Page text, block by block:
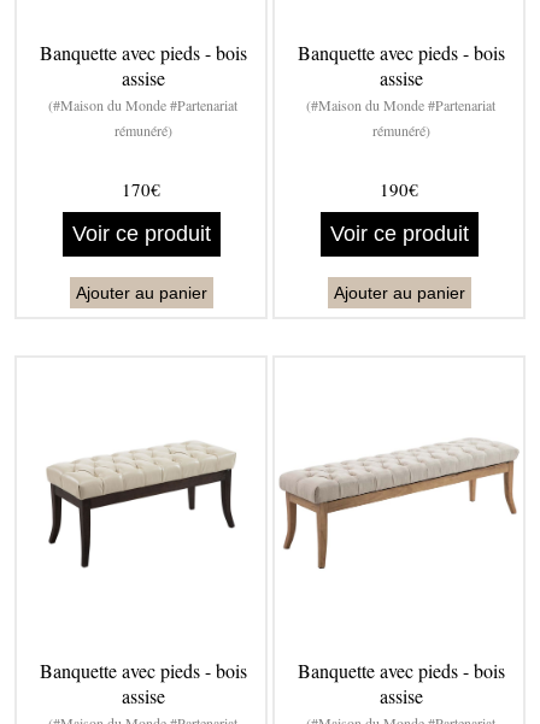
Banquette avec pieds - bois
assise
(#Maison du Monde #Partenariat
rémunéré)
170€
Voir ce produit
Ajouter au panier
Banquette avec pieds - bois
assise
(#Maison du Monde #Partenariat
rémunéré)
190€
Voir ce produit
Ajouter au panier
Banquette avec pieds - bois
assise
Banquette avec pieds - bois
assise